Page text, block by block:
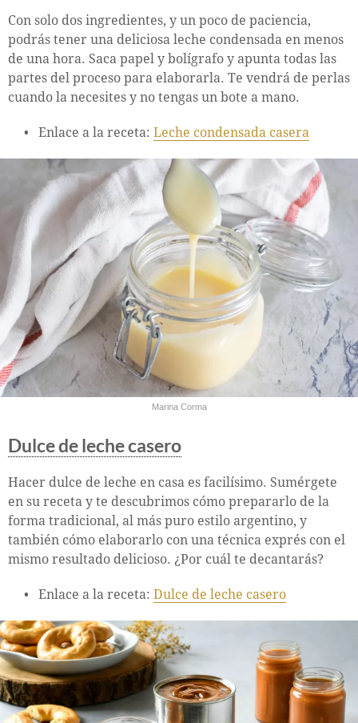
Con solo dos ingredientes, y un poco de paciencia,
podrás tener una deliciosa leche condensada en menos
de una hora. Saca papel y bolígrafo y apunta todas las
partes del proceso para elaborarla. Te vendrá de perlas
cuando la necesites y no tengas un bote a mano.
Enlace a la receta: Leche condensada casera
Marina Corma
Dulce de leche casero
Hacer dulce de leche en casa es facilísimo. Sumérgete
en su receta y te descubrimos cómo prepararlo de la
forma tradicional, al más puro estilo argentino, y
también cómo elaborarlo con una técnica exprés con el
mismo resultado delicioso. ¿Por cuál te decantarás?
Enlace a la receta: Dulce de leche casero